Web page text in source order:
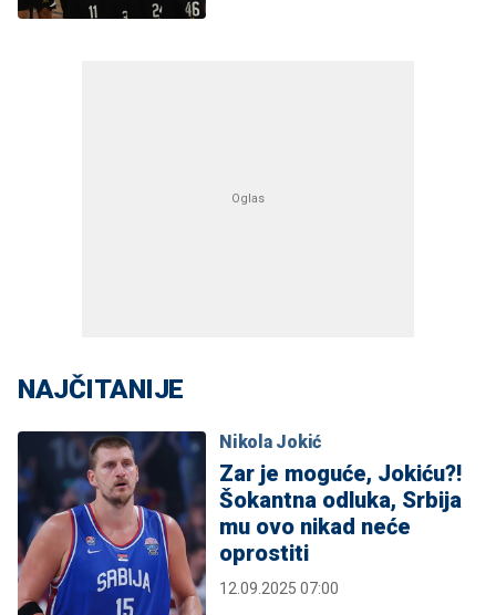
NAJČITANIJE
Nikola Jokić
Zar je moguće, Jokiću?!
Šokantna odluka, Srbija
mu ovo nikad neće
oprostiti
12.09.2025 07:00